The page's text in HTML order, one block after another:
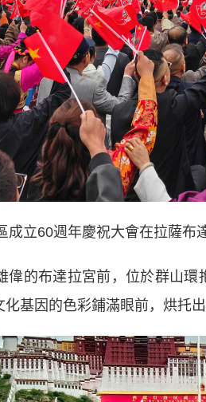
立60週年慶祝大會在拉薩布
布達拉宮前，位於群山環
基因的色彩鋪滿眼前，烘托